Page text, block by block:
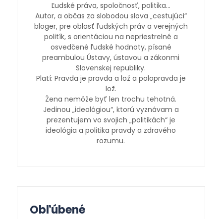
Ľudské práva, spoločnosť, politika…
Autor, a občas za slobodou slova „cestujúci“
bloger, pre oblasť ľudských práv a verejných
politík, s orientáciou na nepriestrelné a
osvedčené ľudské hodnoty, písané
preambulou Ústavy, ústavou a zákonmi
Slovenskej republiky.
Platí: Pravda je pravda a lož a polopravda je
lož.
Žena nemôže byť len trochu tehotná.
Jedinou „ideológiou“, ktorú vyznávam a
prezentujem vo svojich „politikách“ je
ideológia a politika pravdy a zdravého
rozumu.
Obľúbené